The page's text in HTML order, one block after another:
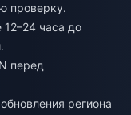
проверку.
часа до
перед
региона